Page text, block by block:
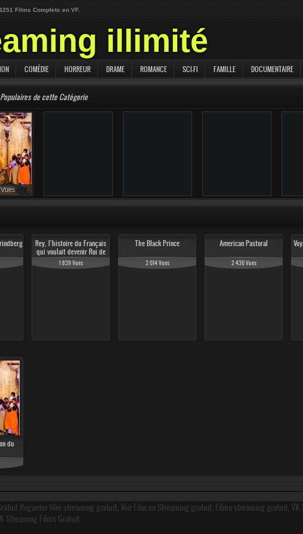
Films Complets en VF.
illimité
COMÉDIE HORREUR DRAME ROMANCE SCI-FI FAMILLE DOCUMENTAIRE
de cette Catégorie
2 775 Vues
Rey, l’histoire du Français
qui voulait devenir Roi de
Patagonie
1 839 Vues
The Black Prince
2 014 Vues
American Pastoral
2 430 Vues
du
Regarder film streaming gratuit, Voir Film en Streaming gratuit, Films streaming gratuit,
Streaming Films Gratuit